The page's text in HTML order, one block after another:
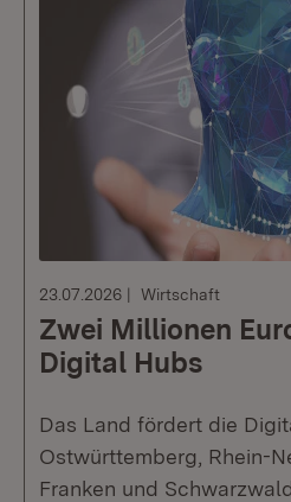
23.07.2026 Wirtschaft
Zwei Millionen
Digital Hubs
Das Land fördert die
Ostwürttemberg, Rhein-
Franken und